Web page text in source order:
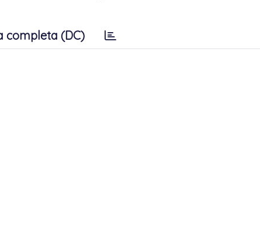
completa (DC)